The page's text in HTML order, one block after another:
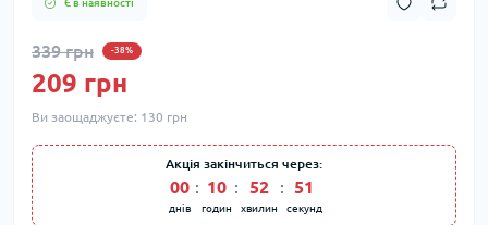
Є в наявності
339 грн -38%
209 грн
Ви заощаджуєте: 130 грн
Акція закінчиться через:
00
днів
10
годин
52
хвилин
51
секунд